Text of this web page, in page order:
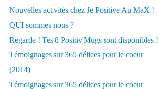
Nouvelles activités chez Je Positive Au MaX !
QUI sommes-nous ?
Regarde ! Tes 8 Positiv'Mugs sont disponibles !
Témoignages sur 365 délices pour le coeur
(2014)
Témoignages sur 365 délices pour le coeur